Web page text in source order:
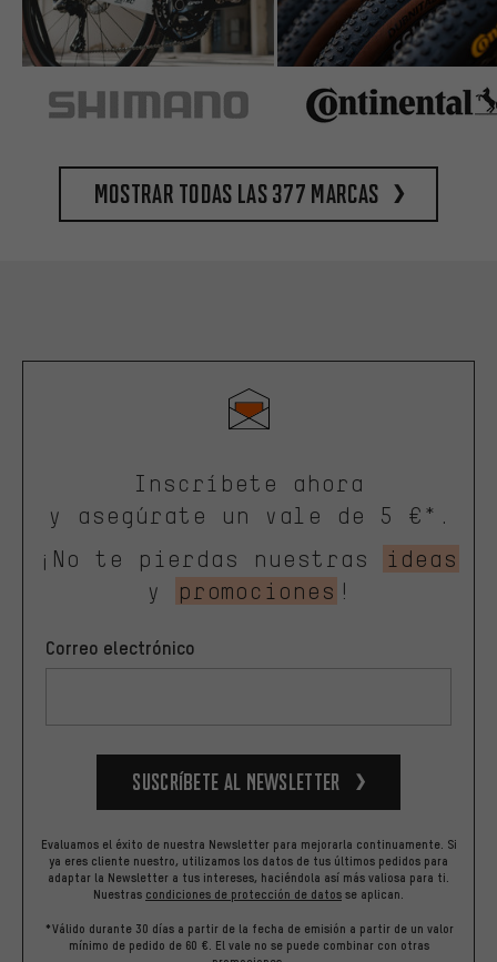
Mostrar todas las 377 marcas
Inscríbete ahora
y asegúrate un vale de 5 €*.
¡No te pierdas nuestras
ideas
y
promociones !
Correo electrónico
Suscríbete al newsletter
Evaluamos el éxito de nuestra Newsletter para mejorarla continuamente. Si
ya eres cliente nuestro, utilizamos los datos de tus últimos pedidos para
adaptar la Newsletter a tus intereses, haciéndola así más valiosa para ti.
Nuestras condiciones de protección de datos se aplican.
*Válido durante 30 días a partir de la fecha de emisión a partir de un valor
mínimo de pedido de 60 €. El vale no se puede combinar con otras